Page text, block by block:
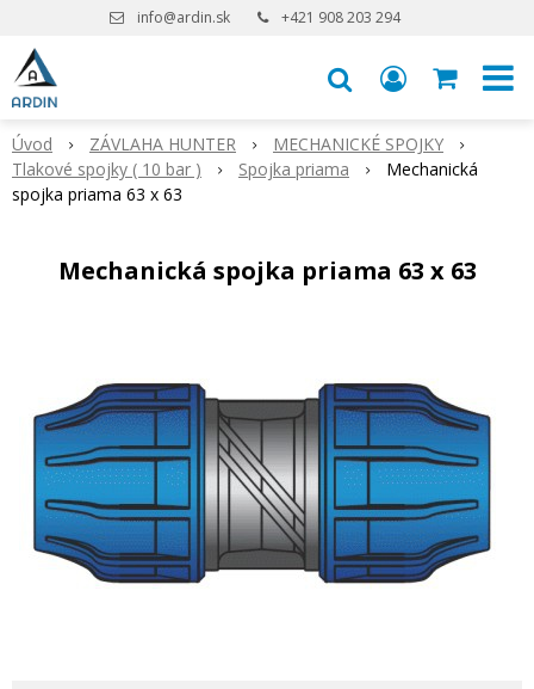
info@ardin.sk +421 908 203 294
Úvod ZÁVLAHA HUNTER
MECHANICKÉ SPOJKY
Tlakové spojky ( 10 bar )
Spojka priama
Mechanická
spojka priama 63 x 63
Mechanická spojka priama 63 x 63